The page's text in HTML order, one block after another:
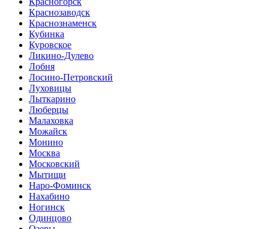
Краснозаводск
Краснознаменск
Кубинка
Куровское
Ликино-Дулево
Лобня
Лосино-Петровский
Луховицы
Лыткарино
Люберцы
Малаховка
Можайск
Монино
Москва
Московский
Мытищи
Наро-Фоминск
Нахабино
Ногинск
Одинцово